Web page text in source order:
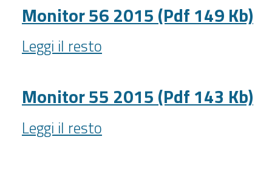
(Pdf
147
Kb)
-
Monitor 56 2015 (Pdf 149 Kb)
Monitor
56
(Pdf
149
Kb)
-
Leggi il resto
Monitor 55 2015 (Pdf 143 Kb)
Monitor
55
Leggi il resto